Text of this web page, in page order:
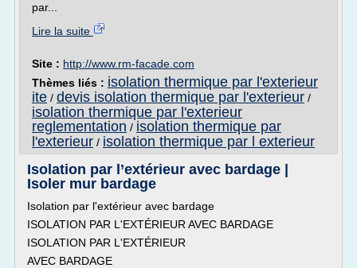
par...
Lire la suite
Site : http://www.rm-facade.com
Thèmes liés : isolation thermique par l'exterieur
ite / devis isolation thermique par l'exterieur /
isolation thermique par l'exterieur
reglementation / isolation thermique par
l'exterieur / isolation thermique par l exterieur
Isolation par l’extérieur avec bardage |
Isoler mur bardage
Isolation par l'extérieur avec bardage
ISOLATION PAR L'EXTÉRIEUR AVEC BARDAGE
ISOLATION PAR L'EXTÉRIEUR
AVEC BARDAGE